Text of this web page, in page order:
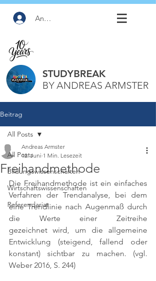
Anmelden
STUDYBREAK
BY ANDREAS ARMSTER
Beitrag
All Posts
Bildungswissenschaften
Wirtschaftswissenschaften
Referendariat
All Posts
Freihandmethode
Andreas Armster
12. Juni 1 Min. Lesezeit
Die Freihandmethode ist ein einfaches
Verfahren der Trendanalyse, bei dem
eine Trendlinie nach Augenmaß durch
die Werte einer Zeitreihe
gezeichnet wird, um die allgemeine
Entwicklung (steigend, fallend oder
konstant) sichtbar zu machen. (vgl.
Weber 2016, S. 244)